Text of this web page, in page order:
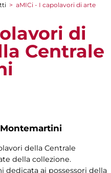
> aMICi - I capolavori di arte
di
Centrale
della Centrale
della collezione.
dedicata ai possessori della